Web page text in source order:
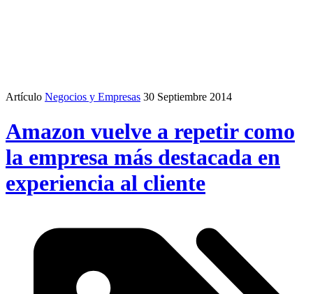
Artículo Negocios y Empresas 30 Septiembre 2014
Amazon vuelve a repetir como
la empresa más destacada en
experiencia al cliente